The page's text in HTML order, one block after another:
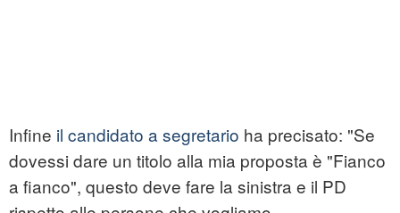
Infine il candidato a segretario ha precisato: "Se
dovessi dare un titolo alla mia proposta è "Fianco
a fianco", questo deve fare la sinistra e il PD